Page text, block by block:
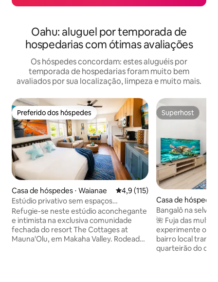
Oahu: aluguel por temporada de
hospedarias com ótimas avaliações
Os hóspedes concordam: estes aluguéis por
temporada de hospedarias foram muito bem
avaliados por sua localização, limpeza e muito mais.
Preferido dos hóspedes
Preferido dos hóspedes
Casa de hóspedes ⋅ Waianae 4,9 de uma avaliação média de
4,9 (115)
Estúdio privativo sem espaços
compartilhados com entrada própria
Refugie-se neste estúdio aconchegante
e intimista na exclusiva comunidade
fechada do resort The Cottages at
Mauna'Olu, em Makaha Valley. Rodeado
Superhost
Superhost
Casa de hóspedes
Bangalô na selva
Smart TV -
🌺 Fuja das
experimente o
bairro local
quarteirão do